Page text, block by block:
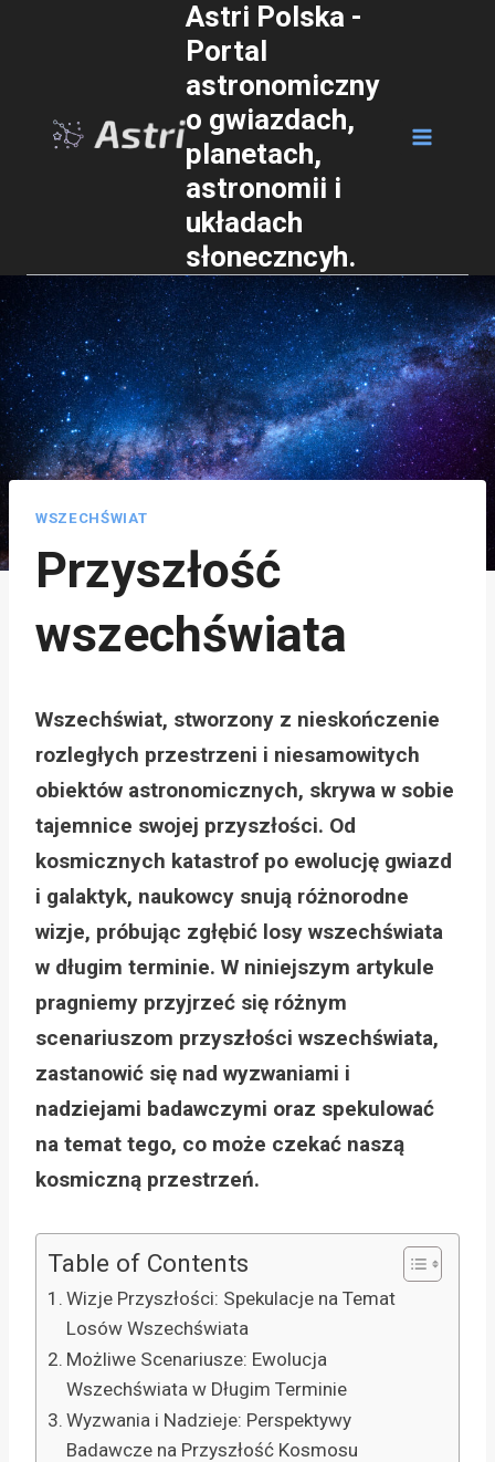
Astri Polska -
Portal
astronomiczny
o gwiazdach,
planetach,
astronomii i
układach
słoneczncyh.
WSZECHŚWIAT
Przyszłość
wszechświata
Wszechświat, stworzony z nieskończenie
rozległych przestrzeni i niesamowitych
obiektów astronomicznych, skrywa w sobie
tajemnice swojej przyszłości. Od
kosmicznych katastrof po ewolucję gwiazd
i galaktyk, naukowcy snują różnorodne
wizje, próbując zgłębić losy wszechświata
w długim terminie. W niniejszym artykule
pragniemy przyjrzeć się różnym
scenariuszom przyszłości wszechświata,
zastanowić się nad wyzwaniami i
nadziejami badawczymi oraz spekulować
na temat tego, co może czekać naszą
kosmiczną przestrzeń.
Table of Contents
Wizje Przyszłości: Spekulacje na Temat
Losów Wszechświata
Możliwe Scenariusze: Ewolucja
Wszechświata w Długim Terminie
Wyzwania i Nadzieje: Perspektywy
Badawcze na Przyszłość Kosmosu